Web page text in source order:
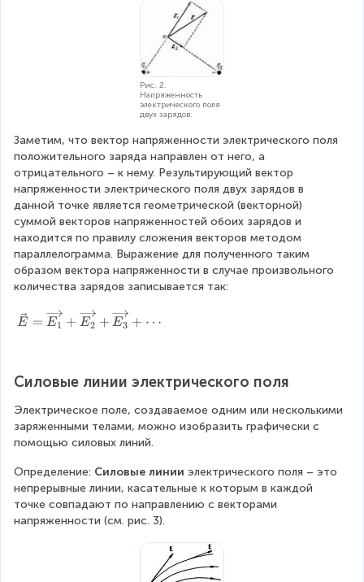
{
Q
q
_
п
}
{
^
q
_
п
}
=
k
\f
r
Рис. 2.
Напряженность
электрического поля
двух зарядов.
Заметим, что вектор напряженности электрического поля
положительного заряда направлен от него, а
отрицательного – к нему. Результирующий вектор
напряженности электрического поля двух зарядов в
данной точке является геометрической (векторной)
суммой векторов напряженностей обоих зарядов и
находится по правилу сложения векторов методом
параллелограмма. Выражение для полученного таким
образом вектора напряженности в случае произвольного
количества зарядов записывается так:
\
{
}
=
\
o
v
e
r
ri
E = E1 + E2 + E3 + ⋯
Силовые линии электрического поля
Электрическое поле, создаваемое одним или несколькими
заряженными телами, можно изобразить графически с
помощью силовых линий.
Определение: Силовые линии электрического поля – это
непрерывные линии, касательные к которым в каждой
точке совпадают по направлению с векторами
напряженности (см. рис. 3).